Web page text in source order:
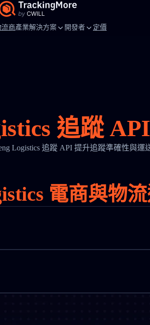
流商產業解決方案 開發者 定價
追蹤
Logistics 追蹤 API 提升追蹤準確性與運
電商與物